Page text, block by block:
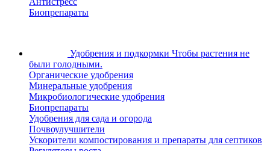
Биопрепараты
Удобрения и подкормки Чтобы растения не
были голодными.
Органические удобрения
Минеральные удобрения
Микробиологические удобрения
Биопрепараты
Удобрения для сада и огорода
Почвоулучшители
Ускорители компостирования и препараты для септиков